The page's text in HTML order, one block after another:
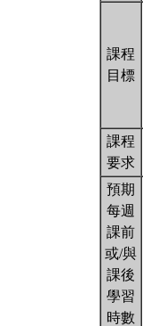
課程
目標
課程
要求
預期
每週
課前
或/與
課後
學習
時數